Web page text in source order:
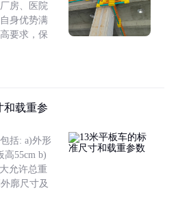
房、医院
身优势满
要求，保
和载重参
括: a)外形
高55cm b)
允许总重
廓尺寸及